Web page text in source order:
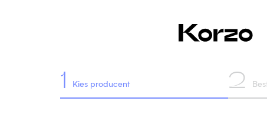
1 Kies producent 2